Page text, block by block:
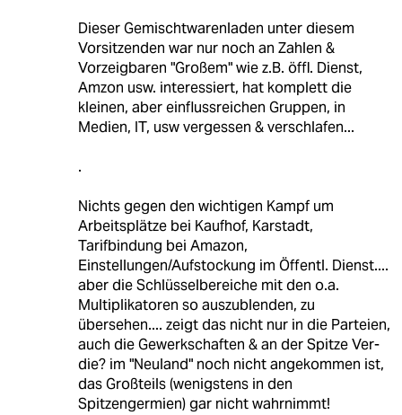
Dieser Gemischtwarenladen unter diesem
Vorsitzenden war nur noch an Zahlen &
Vorzeigbaren "Großem" wie z.B. öffl. Dienst,
Amzon usw. interessiert, hat komplett die
kleinen, aber einflussreichen Gruppen, in
Medien, IT, usw vergessen & verschlafen...
.
Nichts gegen den wichtigen Kampf um
Arbeitsplätze bei Kaufhof, Karstadt,
Tarifbindung bei Amazon,
Einstellungen/Aufstockung im Öffentl. Dienst....
aber die Schlüsselbereiche mit den o.a.
Multiplikatoren so auszublenden, zu
übersehen.... zeigt das nicht nur in die Parteien,
auch die Gewerkschaften & an der Spitze Ver-
die? im "Neuland" noch nicht angekommen ist,
das Großteils (wenigstens in den
Spitzengermien) gar nicht wahrnimmt!